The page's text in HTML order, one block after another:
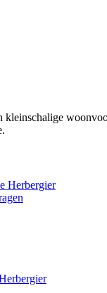
kleinschalige
Herbergier